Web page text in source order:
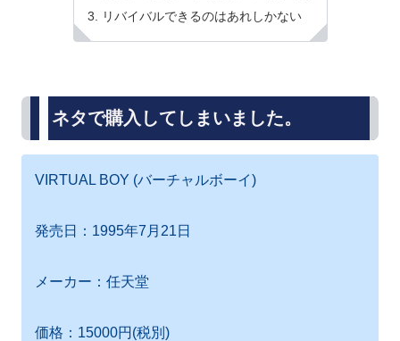
リバイバルできるのはあれしかない
ネタで購入してしまいました。
VIRTUAL BOY (バーチャルボーイ)
発売日：1995年7月21日
メーカー：任天堂
価格：15000円(税別)